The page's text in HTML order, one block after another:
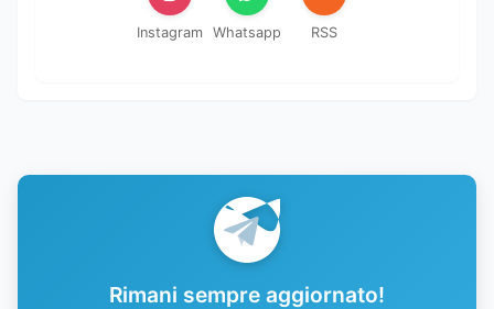
Instagram Whatsapp RSS
Rimani sempre aggiornato!